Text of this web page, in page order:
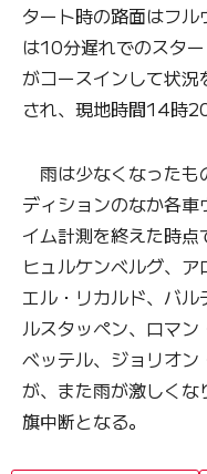
タート時の路面はフ
は10分遅れでのスタ
がコースインして状
され、現地時間14時
雨は少なくなったも
ディションのなか各
イム計測を終えた時点
ヒュルケンベルグ、
エル・リカルド、バ
ルスタッペン、ロマン
ベッテル、ジョリオ
が、また雨が激しく
旗中断となる。